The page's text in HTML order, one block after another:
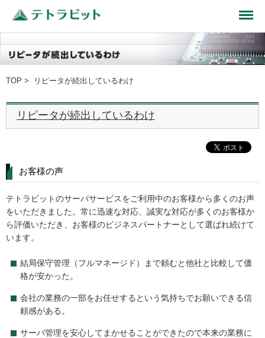
TOP > リピータが続出しているわけ
リピータが続出しているわけ
お客様の声
テトラビットのサーバサービスをご利用中のお客様から多くのお声
をいただきました。常に迅速な対応、誠実な対応が多くのお客様か
ら評価いただき、お客様のビジネスパートナーとして選ばれ続けて
います。
結局保守管理（フルマネージド）まで頼むと他社と比較して価
格が安かった。
会社の業務の一部をお任せするという気持ちでお願いできる信
頼感がある。
サーバ管理を安心してまかせることができたので本来の業務に